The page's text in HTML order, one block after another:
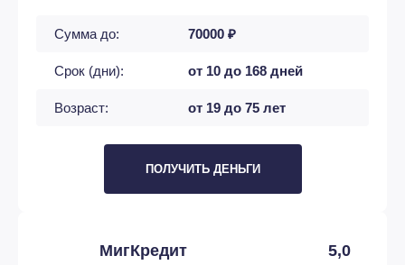
Сумма до: 70000 ₽
Срок (дни): от 10 до 168 дней
Возраст: от 19 до 75 лет
ПОЛУЧИТЬ ДЕНЬГИ
МигКредит 5,0